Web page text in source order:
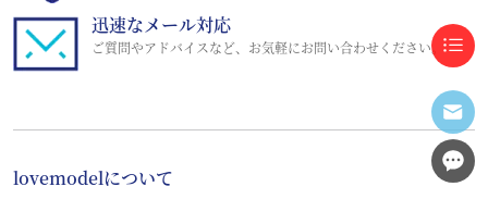
迅速なメール対応
ご質問やアドバイスなど、お気軽にお問い合わせください。
lovemodelについて